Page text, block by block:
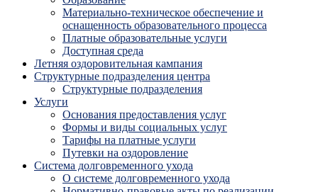
Материально-техническое обеспечение и
оснащенность образовательного процесса
Платные образовательные услуги
Доступная среда
Летняя оздоровительная кампания
Структурные подразделения центра
Структурные подразделения
Услуги
Основания предоставления услуг
Формы и виды социальных услуг
Тарифы на платные услуги
Путевки на оздоровление
Система долговременного ухода
О системе долговременного ухода